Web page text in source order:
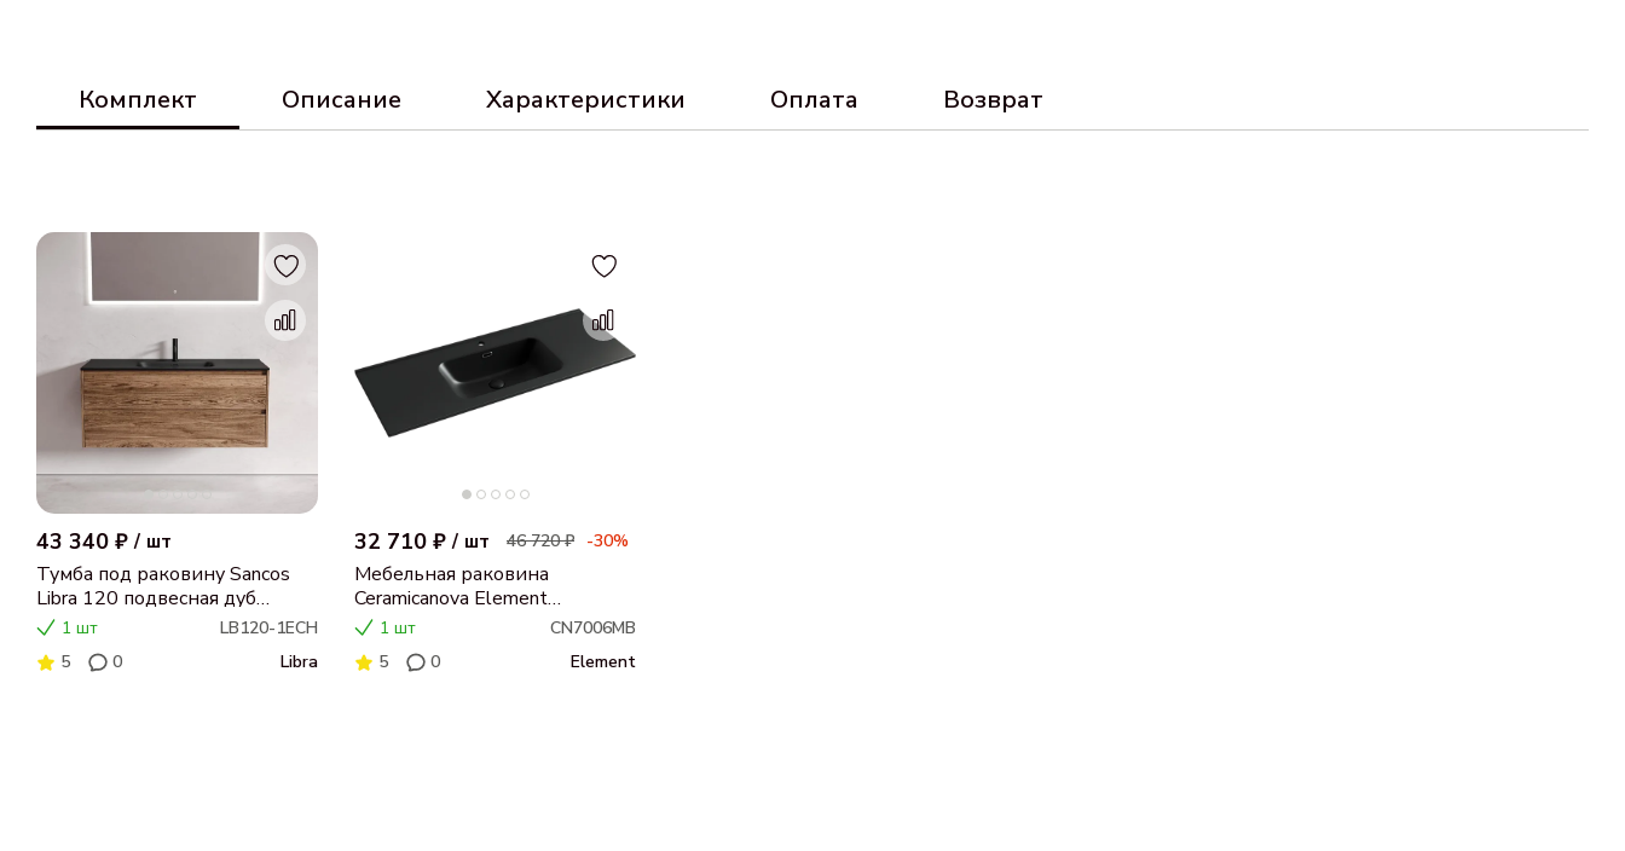
Комплект Описание Характеристики Оплата Возврат
43 340 ₽ / шт
Тумба под раковину Sancos
Libra 120 подвесная дуб
чарльстон, LB120-1ECH
1 шт
LB120-1ECH
5
0 Libra
32 710 ₽ / шт 46 720 ₽ -30%
Мебельная раковина
Ceramicanova Element
CN7006MB
1 шт
CN7006MB
5
0 Element